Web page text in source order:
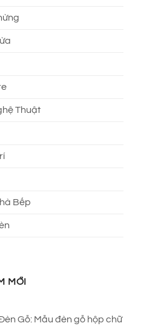
Thuật
Bếp
MỚI
Gỗ: Mẫu đèn gỗ hộp chữ